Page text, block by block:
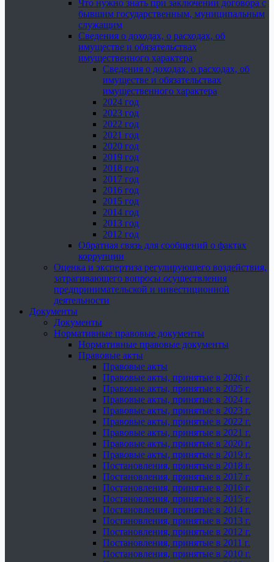
Что нужно знать при заключении договора с
бывшим государственным, муниципальным
служащим
Сведения о доходах, о расходах, об
имуществе и обязательствах
имущественного характера
Сведения о доходах, о расходах, об
имуществе и обязательствах
имущественного характера
2024 год
2023 год
2022 год
2021 год
2020 год
2019 год
2018 год
2017 год
2016 год
2015 год
2014 год
2013 год
2012 год
Обратная связь для сообщений о фактах
коррупции
Оценка и экспертиза регулирующего воздействия,
затрагивающего вопросы осуществления
предпринимательской и инвестиционной
деятельности
Документы
Документы
Нормативные правовые документы
Нормативные правовые документы
Правовые акты
Правовые акты
Правовые акты, принятые в 2026 г.
Правовые акты, принятые в 2025 г.
Правовые акты, принятые в 2024 г.
Правовые акты, принятые в 2023 г.
Правовые акты, принятые в 2022 г.
Правовые акты, принятые в 2021 г.
Правовые акты, принятые в 2020 г.
Правовые акты, принятые в 2019 г.
Постановления, принятые в 2018 г.
Постановления, принятые в 2017 г.
Постановления, принятые в 2016 г.
Постановления, принятые в 2015 г.
Постановления, принятые в 2014 г.
Постановления, принятые в 2013 г.
Постановления, принятые в 2012 г.
Постановления, принятые в 2011 г.
Постановления, принятые в 2010 г.